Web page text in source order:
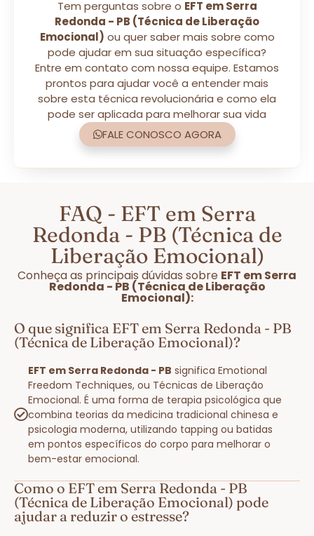
Tem perguntas sobre o EFT em Serra
Redonda - PB (Técnica de Liberação
Emocional) ou quer saber mais sobre como
pode ajudar em sua situação específica?
Entre em contato com nossa equipe. Estamos
prontos para ajudar você a entender mais
sobre esta técnica revolucionária e como ela
pode ser aplicada para melhorar sua vida
FALE CONOSCO AGORA
FAQ - EFT em Serra
Redonda - PB (Técnica de
Liberação Emocional)
Conheça as principais dúvidas sobre EFT em Serra
Redonda - PB (Técnica de Liberação
Emocional):
O que significa EFT em Serra Redonda - PB
(Técnica de Liberação Emocional)?
EFT em Serra Redonda - PB significa Emotional
Freedom Techniques, ou Técnicas de Liberação
Emocional. É uma forma de terapia psicológica que
combina teorias da medicina tradicional chinesa e
psicologia moderna, utilizando tapping ou batidas
em pontos específicos do corpo para melhorar o
bem-estar emocional.
Como o EFT em Serra Redonda - PB
(Técnica de Liberação Emocional) pode
ajudar a reduzir o estresse?